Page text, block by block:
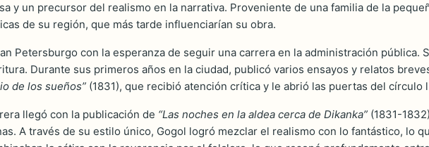
y un precursor del realismo en la narrativa. Proveniente de una familia de la
de su región, que más tarde influenciarían su obra.
Petersburgo con la esperanza de seguir una carrera en la administración
Durante sus primeros años en la ciudad, publicó varios ensayos y relatos
de los sueños” (1831), que recibió atención crítica y le abrió las puertas del círculo
llegó con la publicación de “Las noches en la aldea cerca de Dikanka” (1831-
A través de su estilo único, Gogol logró mezclar el realismo con lo fantástico, lo